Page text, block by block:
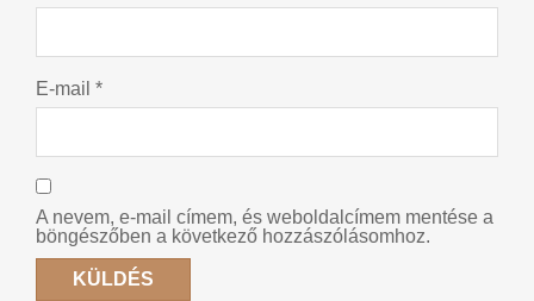
E-mail *
A nevem, e-mail címem, és weboldalcímem mentése a
böngészőben a következő hozzászólásomhoz.